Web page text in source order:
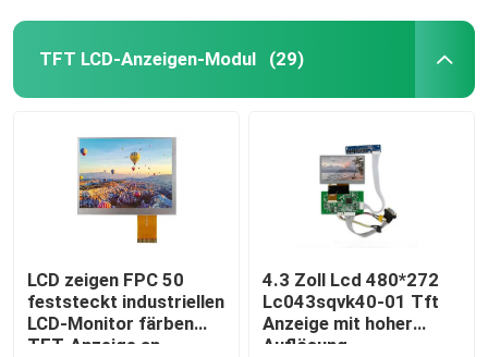
TFT LCD-Anzeigen-Modul (29)
LCD zeigen FPC 50
feststeckt industriellen
LCD-Monitor färben
TFT-Anzeige an
4.3 Zoll Lcd 480*272
Lc043sqvk40-01 Tft
Anzeige mit hoher
Auflösung